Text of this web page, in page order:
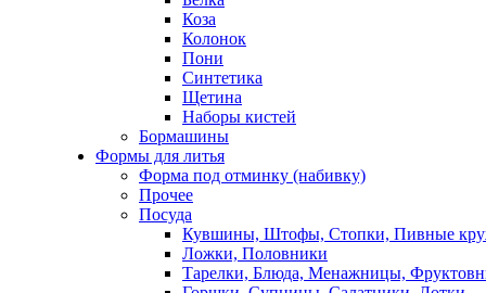
Коза
Колонок
Пони
Синтетика
Щетина
Наборы кистей
Бормашины
Формы для литья
Форма под отминку (набивку)
Прочее
Посуда
Кувшины, Штофы, Стопки, Пивные
Ложки, Половники
Тарелки, Блюда, Менажницы,